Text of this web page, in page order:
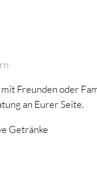
Freunden oder
an Eurer Seite.
Getränke